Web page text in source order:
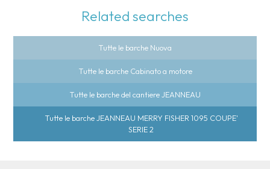
Related searches
Tutte le barche Nuova
Tutte le barche Cabinato a motore
Tutte le barche del cantiere JEANNEAU
Tutte le barche JEANNEAU MERRY FISHER 1095 COUPE'
SERIE 2